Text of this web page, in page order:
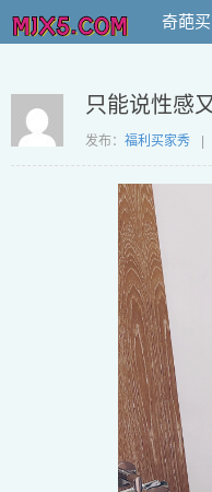
奇葩
只能说性感
发布： 福利买家秀